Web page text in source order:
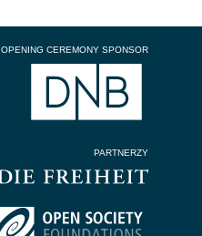
OPENING CEREMONY SPONSOR
PARTNERZY